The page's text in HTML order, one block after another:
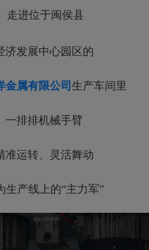
走进位于闽侯县
济发展中心园区的
金属有限公司 生产车间里
一排排机械手臂
准运转、灵活舞动
生产线上的“主力军”